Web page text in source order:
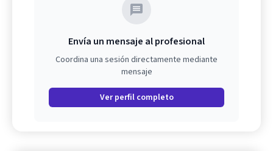
Envía un mensaje al profesional
Coordina una sesión directamente mediante
mensaje
Ver perfil completo